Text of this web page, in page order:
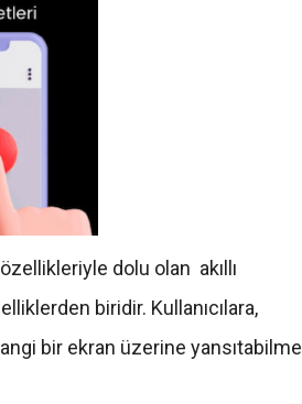
dolu olan akıllı
biridir. Kullanıcılara,
bir ekran üzerine yansıtabilme